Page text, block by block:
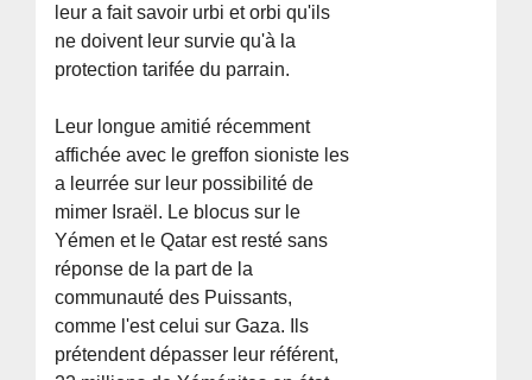
leur a fait savoir urbi et orbi qu'ils
ne doivent leur survie qu'à la
protection tarifée du parrain.
Leur longue amitié récemment
affichée avec le greffon sioniste les
a leurrée sur leur possibilité de
mimer Israël. Le blocus sur le
Yémen et le Qatar est resté sans
réponse de la part de la
communauté des Puissants,
comme l'est celui sur Gaza. Ils
prétendent dépasser leur référent,